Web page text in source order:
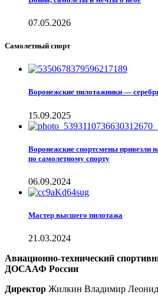
07.05.2026
Самолетный спорт
Воронежские пилотажники —
15.09.2025
Воронежские спортсмены привезли
по самолетному спорту
06.09.2024
Мастер высшего пилотажа
21.03.2024
Авиационно-технический
ДОСААФ России
Директор Жилкин Владимир